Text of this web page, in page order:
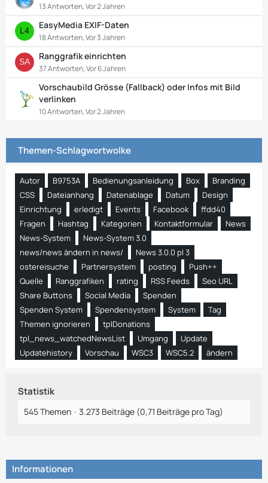
13 Antworten, Vor 2 Jahren
EasyMedia EXIF-Daten
18 Antworten, Vor 3 Jahren
Ranggrafik einrichten
37 Antworten, Vor 6 Jahren
Vorschaubild Grösse (Fallback) oder Infos mit Bild
verlinken
10 Antworten, Vor 2 Jahren
Themen-Schlagwortwolke
Autor B9753A Bedienungsanleidung Box
Branding
CSS
Dateianhang Datenablage Datum
Design
Einrichtung
erledigt Events Facebook
ffdd40
Fragen
Hashtag Kategorien Kontaktformular
News
News-System
News-System 3.0
news/news ändern in news/
News 3.0.0 pl 3
ostereisuche
Partnersystem posting
Push++
Quelle
Ranggrafiken rating RSS Feeds
Seo URL
Share Buttons
Social Media
Spenden
Spenden System
Spendensystem System
Tag
Themen ignorieren
tplDonations
tpl_news_watchedNewsList
Umgang
Update
Updatehistory
Vorschau WSC3 WSC5.2 ändern
Statistik
545 Themen 3.273 Beiträge (0,71 Beiträge pro Tag)
Informationen